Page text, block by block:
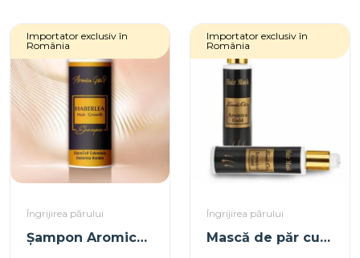
Importator exclusiv în
România
Îngrijirea părului
Șampon Aromica Gold Creștere Păr cu Celule Stem & Keratină
Importator exclusiv în
România
Îngrijirea părului
Mască de păr cu bivitaminol Aromica Gold 100 ml